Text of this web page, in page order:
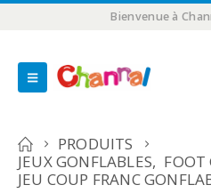
Bienvenue à
PRODUITS
JEUX GONFLABLES, FOOT
JEU COUP FRANC